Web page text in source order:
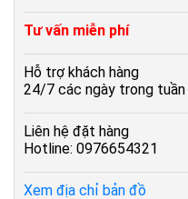
Tư vấn miễn phí
Hỗ trợ khách hàng
24/7 các ngày trong tuần
Liên hệ đặt hàng
Hotline: 0976654321
Xem địa chỉ bản đồ